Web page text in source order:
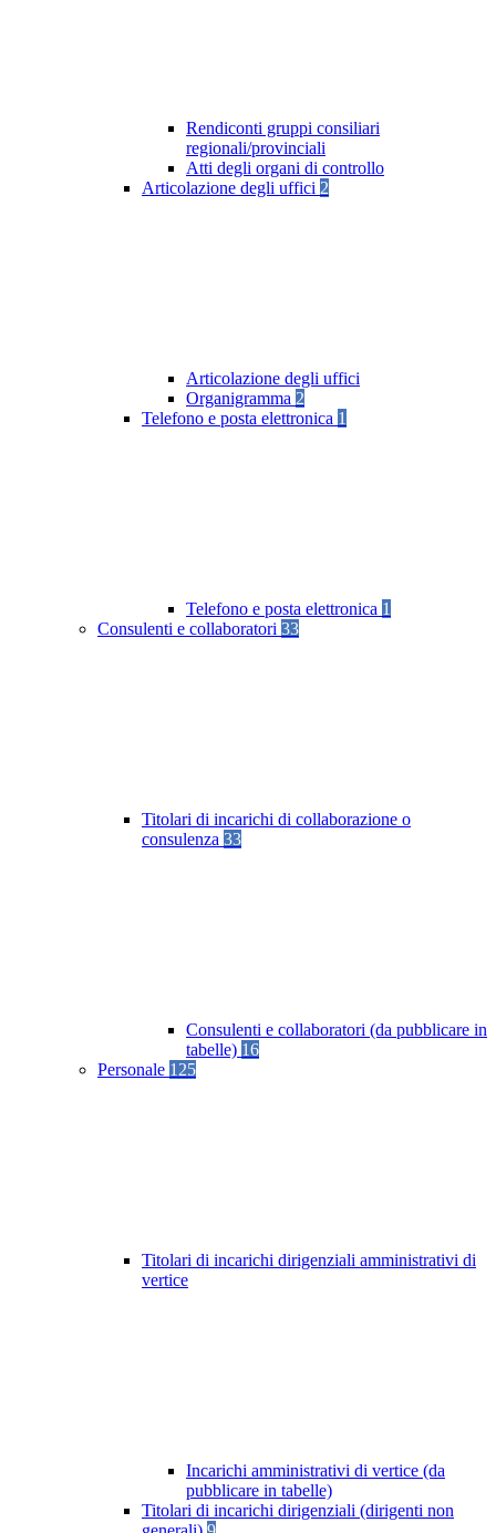
Rendiconti gruppi consiliari
regionali/provinciali
Atti degli organi di controllo
Articolazione degli uffici 2
Articolazione degli uffici
Organigramma 2
Telefono e posta elettronica 1
Telefono e posta elettronica 1
Consulenti e collaboratori 33
Titolari di incarichi di collaborazione o
consulenza 33
Consulenti e collaboratori (da pubblicare in
tabelle) 16
Personale 125
Titolari di incarichi dirigenziali amministrativi di
vertice
Incarichi amministrativi di vertice (da
pubblicare in tabelle)
Titolari di incarichi dirigenziali (dirigenti non